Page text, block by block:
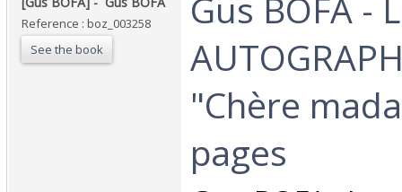
Reference : boz_003258
See the book
‎Gus BOFA -
"Chère
pages‎